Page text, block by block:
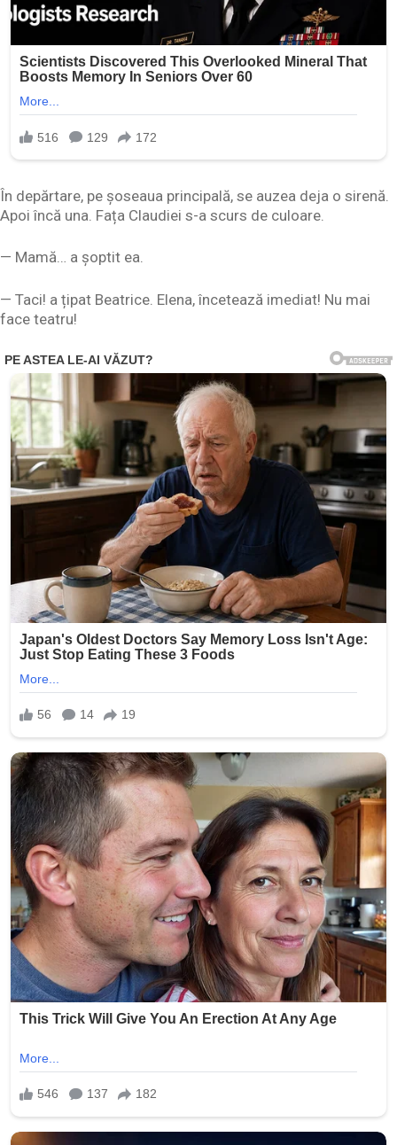
În depărtare, pe șoseaua principală, se auzea deja o sirenă.
Apoi încă una. Fața Claudiei s-a scurs de culoare.
— Mamă… a șoptit ea.
— Taci! a țipat Beatrice. Elena, încetează imediat! Nu mai
face teatru!